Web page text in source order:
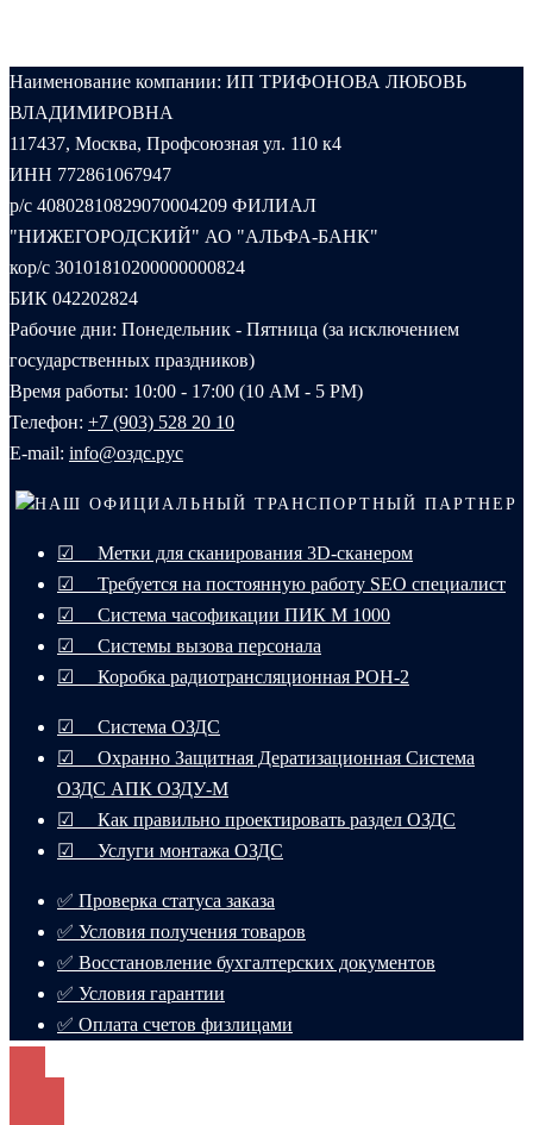
Наименование компании: ИП ТРИФОНОВА ЛЮБОВЬ
ВЛАДИМИРОВНА
117437, Москва, Профсоюзная ул. 110 к4
ИНН 772861067947
р/с 40802810829070004209 ФИЛИАЛ
"НИЖЕГОРОДСКИЙ" АО "АЛЬФА-БАНК"
кор/с 30101810200000000824
БИК 042202824
Рабочие дни: Понедельник - Пятница (за исключением
государственных праздников)
Время работы: 10:00 - 17:00 (10 AM - 5 PM)
Телефон: +7 (903) 528 20 10‬
E-mail: info@оздс.рус
НАШ ОФИЦИАЛЬНЫЙ ТРАНСПОРТНЫЙ ПАРТНЕР
☑ Метки для сканирования 3D-сканером
☑ Требуется на постоянную работу SEO специалист
☑ Система часофикации ПИК М 1000
☑ Системы вызова персонала
☑ Коробка радиотрансляционная РОН-2
☑ Система ОЗДС
☑ Охранно Защитная Дератизационная Система
ОЗДС АПК ОЗДУ-М
☑ Как правильно проектировать раздел ОЗДС
☑ Услуги монтажа ОЗДС
✅ Проверка статуса заказа
✅ Условия получения товаров
✅ Восстановление бухгалтерских документов
✅ Условия гарантии
✅ Оплата счетов физлицами